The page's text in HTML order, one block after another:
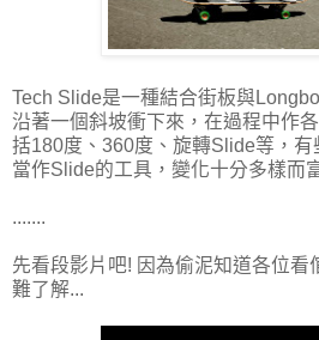
Tech Slide是一種結合街板與
沿著一個斜坡衝下來，在過程中作
括180度、360度、旋轉Slide等，
當作Slide的工具，變化十分多樣而
.......
先看段影片吧! 因為偷泥知道各位看
難了解...